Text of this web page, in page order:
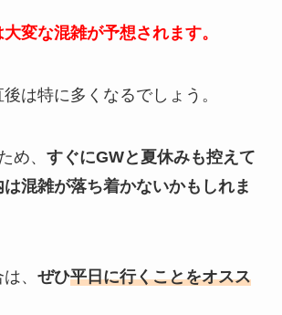
変な混雑が予想されます。
は特に多くなるでしょう。
め、 すぐにGWと夏休みも控えて
混雑が落ち着かないかもしれま
、 ぜひ平日に行くことをオスス